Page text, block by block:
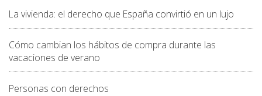
La vivienda: el derecho que España convirtió en un lujo
Cómo cambian los hábitos de compra durante las
vacaciones de verano
Personas con derechos